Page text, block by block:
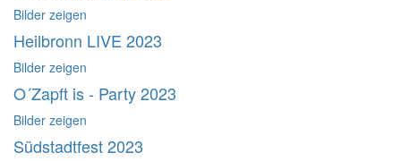
Bilder zeigen
Heilbronn LIVE 2023
Bilder zeigen
O´Zapft is - Party 2023
Bilder zeigen
Südstadtfest 2023